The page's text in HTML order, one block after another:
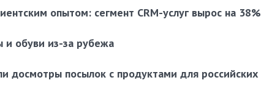
опытом: сегмент CRM-услуг вырос на 38%
и обуви из-за рубежа
досмотры посылок с продуктами для российских